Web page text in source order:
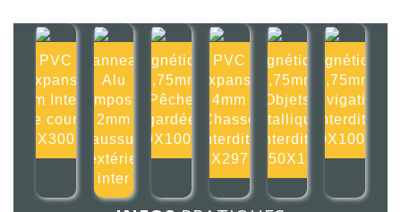
PVC
Expansé
4mm Interdit
de courir
300X300mm
Panneau
Alu
composite
2mm
Chaussures
d'extérieur
inter
Magnétique
0,75mm
Pêche
gardée
100X100mm
PVC
Expansé
4mm
Chasse
interdite
105X297mm
Magnétique
0,75mm
Objets
métalliques
interdits
150X15
Magnétique
0,75mm
Navigation
interdite
100X100mm